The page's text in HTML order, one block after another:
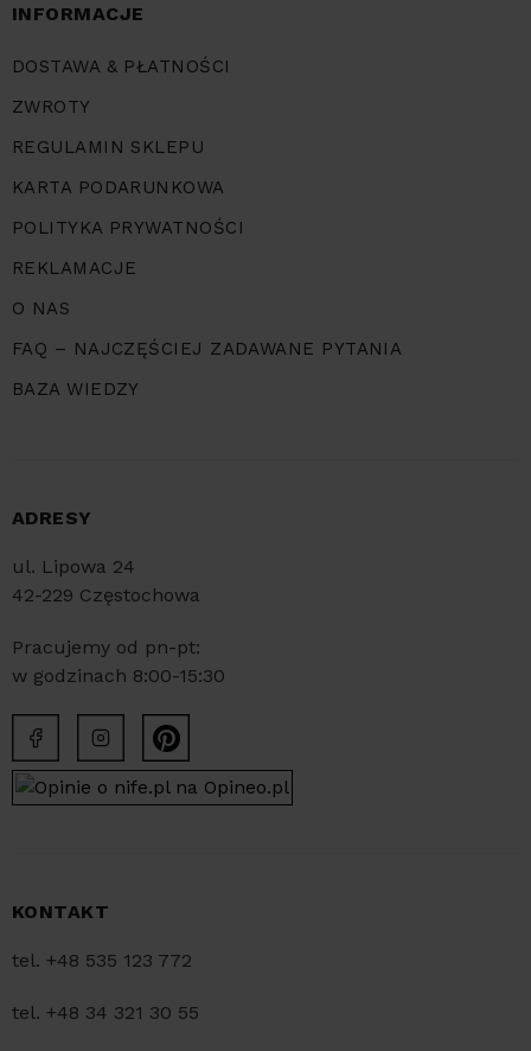
INFORMACJE
DOSTAWA & PŁATNOŚCI
ZWROTY
REGULAMIN SKLEPU
KARTA PODARUNKOWA
POLITYKA PRYWATNOŚCI
REKLAMACJE
O NAS
FAQ – NAJCZĘŚCIEJ ZADAWANE PYTANIA
BAZA WIEDZY
ADRESY
ul. Lipowa 24
42-229 Częstochowa
Pracujemy od pn-pt:
w godzinach 8:00-15:30
KONTAKT
tel. +48 535 123 772
tel. +48 34 321 30 55